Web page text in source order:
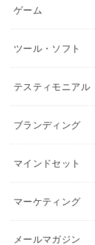
ゲーム
ツール・ソフト
テスティモニアル
ブランディング
マインドセット
マーケティング
メールマガジン